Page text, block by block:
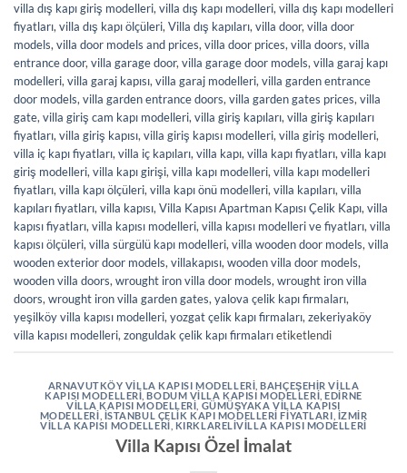
villa dış kapı giriş modelleri, villa dış kapı modelleri, villa dış kapı modelleri
fiyatları, villa dış kapı ölçüleri, Villa dış kapıları, villa door, villa door
models, villa door models and prices, villa door prices, villa doors, villa
entrance door, villa garage door, villa garage door models, villa garaj kapı
modelleri, villa garaj kapısı, villa garaj modelleri, villa garden entrance
door models, villa garden entrance doors, villa garden gates prices, villa
gate, villa giriş cam kapı modelleri, villa giriş kapıları, villa giriş kapıları
fiyatları, villa giriş kapısı, villa giriş kapısı modelleri, villa giriş modelleri,
villa iç kapı fiyatları, villa iç kapıları, villa kapı, villa kapı fiyatları, villa kapı
giriş modelleri, villa kapı girişi, villa kapı modelleri, villa kapı modelleri
fiyatları, villa kapı ölçüleri, villa kapı önü modelleri, villa kapıları, villa
kapıları fiyatları, villa kapısı, Villa Kapısı Apartman Kapısı Çelik Kapı, villa
kapısı fiyatları, villa kapısı modelleri, villa kapısı modelleri ve fiyatları, villa
kapısı ölçüleri, villa sürgülü kapı modelleri, villa wooden door models, villa
wooden exterior door models, villakapısı, wooden villa door models,
wooden villa doors, wrought iron villa door models, wrought iron villa
doors, wrought iron villa garden gates, yalova çelik kapı firmaları,
yeşilköy villa kapısı modelleri, yozgat çelik kapı firmaları, zekeriyaköy
villa kapısı modelleri, zonguldak çelik kapı firmalarıetiketlendi
ARNAVUTKÖY VILLA KAPISI MODELLERI ,BAHÇEŞEHIR VILLA
KAPISI MODELLERI ,BODUM VILLA KAPISI MODELLERI ,EDIRNE
VILLA KAPISI MODELLERI GÜMÜŞYAKA VILLA KAPISI
MODELLERI İSTANBUL ÇELIK KAPI MODELLERI FIYATLARI İZMIR
VILLA KAPISI MODELLERI KIRKLARELIVILLA KAPISI MODELLERI
Villa Kapısı Özel İmalat